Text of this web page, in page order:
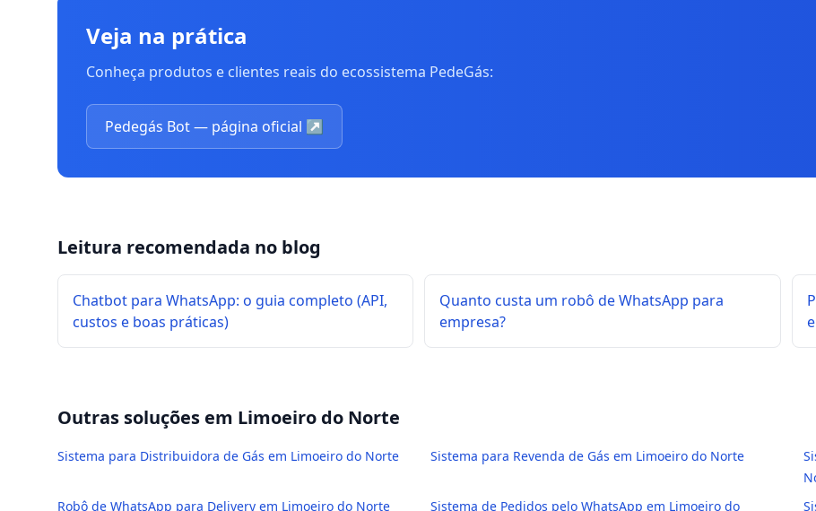
Veja na prática
Conheça produtos e clientes reais do ecossistema PedeGás:
Pedegás Bot — página oficial ↗
Leitura recomendada no blog
Chatbot para WhatsApp: o guia completo (API,
custos e boas práticas)
Quanto custa um robô de WhatsApp para
empresa?
Outras soluções em Limoeiro do Norte
Sistema para Distribuidora de Gás em Limoeiro do Norte Sistema para Revenda de Gás em Limoeiro do Norte
Robô de WhatsApp para Delivery em Limoeiro do Norte
Sistema de Pedidos pelo WhatsApp em Limoeiro do